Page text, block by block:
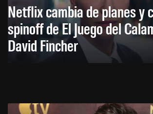
Netflix cambia de planes y
spinoff de El Juego del
David Fincher